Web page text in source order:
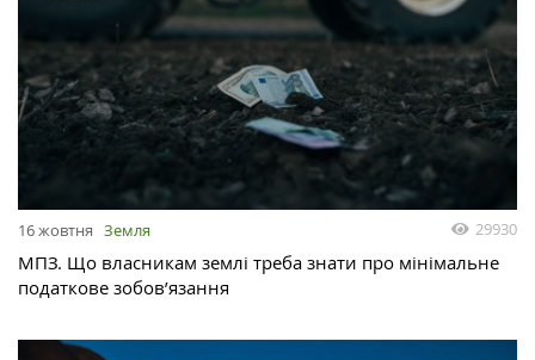
16 жовтня Земля 29930
МПЗ. Що власникам землі треба знати про мінімальне
податкове зобов’язання